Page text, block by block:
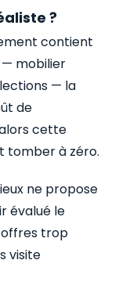
?
contient
— mobilier
— la
de
cette
tomber à zéro.
ne propose
évalué le
offres trop
visite